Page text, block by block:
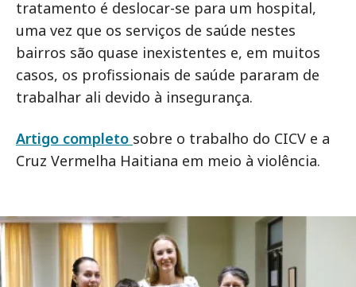
tratamento é deslocar-se para um hospital,
uma vez que os serviços de saúde nestes
bairros são quase inexistentes e, em muitos
casos, os profissionais de saúde pararam de
trabalhar ali devido à insegurança.
Artigo completo sobre o trabalho do CICV e a
Cruz Vermelha Haitiana em meio à violência.